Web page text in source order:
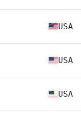
USA
USA
USA